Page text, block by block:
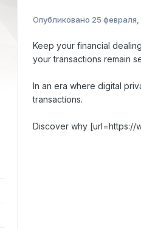
Опубликовано 25
Keep your financial
your transactions remain
In an era where digital
transactions.
Discover why [url=https://